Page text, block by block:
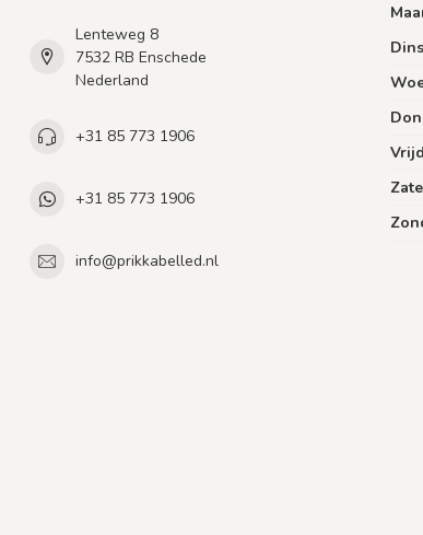
Lenteweg 8
7532 RB Enschede
Nederland
+31 85 773 1906
+31 85 773 1906
info@prikkabelled.nl